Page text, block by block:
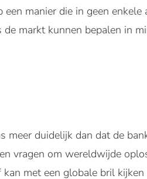
manier die in geen enkele
markt kunnen bepalen in
meer duidelijk dan dat de
vragen om wereldwijde
met een globale bril kijken